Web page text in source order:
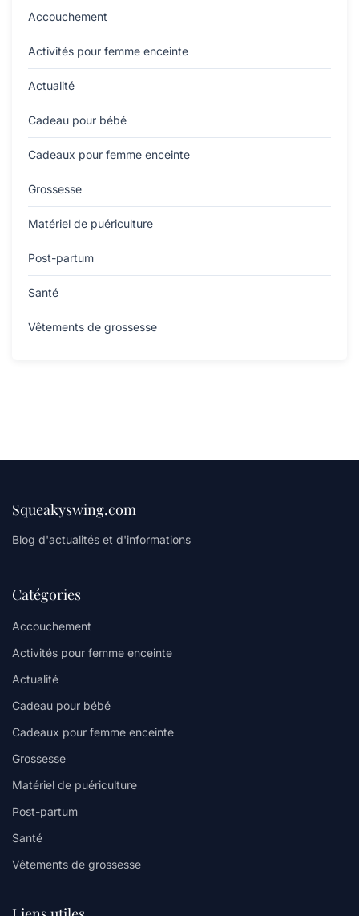
Accouchement
Activités pour femme enceinte
Actualité
Cadeau pour bébé
Cadeaux pour femme enceinte
Grossesse
Matériel de puériculture
Post-partum
Santé
Vêtements de grossesse
Squeakyswing.com
Blog d'actualités et d'informations
Catégories
Accouchement
Activités pour femme enceinte
Actualité
Cadeau pour bébé
Cadeaux pour femme enceinte
Grossesse
Matériel de puériculture
Post-partum
Santé
Vêtements de grossesse